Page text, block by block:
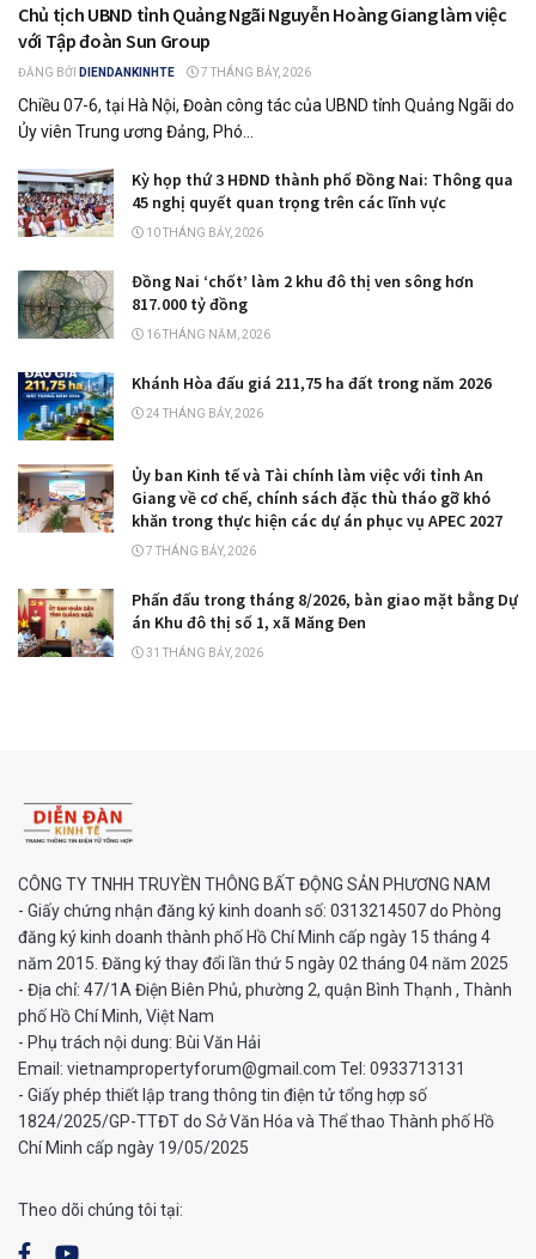
Chủ tịch UBND tỉnh Quảng Ngãi Nguyễn Hoàng Giang làm việc
với Tập đoàn Sun Group
ĐĂNG BỞI DIENDANKINHTE 7 THÁNG BẢY, 2026
Chiều 07-6, tại Hà Nội, Đoàn công tác của UBND tỉnh Quảng Ngãi do
Ủy viên Trung ương Đảng, Phó...
Kỳ họp thứ 3 HĐND thành phố Đồng Nai: Thông qua
45 nghị quyết quan trọng trên các lĩnh vực
10 THÁNG BẢY, 2026
Đồng Nai ‘chốt’ làm 2 khu đô thị ven sông hơn
817.000 tỷ đồng
16 THÁNG NĂM, 2026
Khánh Hòa đấu giá 211,75 ha đất trong năm 2026
24 THÁNG BẢY, 2026
Ủy ban Kinh tế và Tài chính làm việc với tỉnh An
Giang về cơ chế, chính sách đặc thù tháo gỡ khó
khăn trong thực hiện các dự án phục vụ APEC 2027
7 THÁNG BẢY, 2026
Phấn đấu trong tháng 8/2026, bàn giao mặt bằng Dự
án Khu đô thị số 1, xã Măng Đen
31 THÁNG BẢY, 2026
CÔNG TY TNHH TRUYỀN THÔNG BẤT ĐỘNG SẢN PHƯƠNG NAM
- Giấy chứng nhận đăng ký kinh doanh số: 0313214507 do Phòng
đăng ký kinh doanh thành phố Hồ Chí Minh cấp ngày 15 tháng 4
năm 2015. Đăng ký thay đổi lần thứ 5 ngày 02 tháng 04 năm 2025
- Địa chỉ: 47/1A Điện Biên Phủ, phường 2, quận Bình Thạnh , Thành
phố Hồ Chí Minh, Việt Nam
- Phụ trách nội dung: Bùi Văn Hải
Email: vietnampropertyforum@gmail.com Tel: ‭0933713131
- Giấy phép thiết lập trang thông tin điện tử tổng hợp số
1824/2025/GP-TTĐT do Sở Văn Hóa và Thể thao Thành phố Hồ
Chí Minh cấp ngày 19/05/2025
Theo dõi chúng tôi tại: